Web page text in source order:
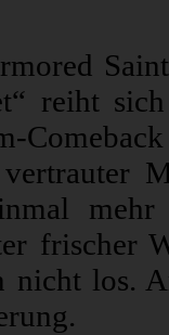
reiht
vertrauter
mehr
frischer
nicht los.